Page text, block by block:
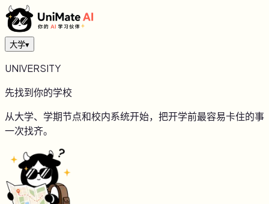
大学▾
UNIVERSITY
先找到你的学校
从大学、学期节点和校内系统开始，把开学前最容易卡住的事
一次找齐。